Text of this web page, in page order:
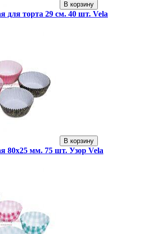
В корзину
для торта 29 см. 40 шт. Vela
В корзину
80х25 мм. 75 шт. Узор Vela